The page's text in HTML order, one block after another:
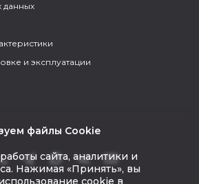
данных
и эксплуатации
файлы Cookie
сайта, аналитики и
Нажимая «Принять», вы
cookie в